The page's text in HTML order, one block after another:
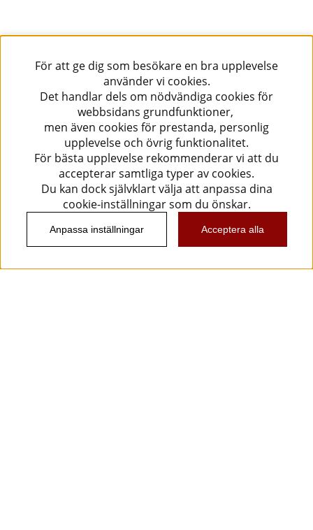
För att ge dig som besökare en bra upplevelse
använder vi cookies.
Det handlar dels om nödvändiga cookies för
webbsidans grundfunktioner,
men även cookies för prestanda, personlig
upplevelse och övrig funktionalitet.
För bästa upplevelse rekommenderar vi att du
accepterar samtliga typer av cookies.
Du kan dock självklart välja att anpassa dina
cookie-inställningar som du önskar.
Anpassa inställningar Acceptera alla